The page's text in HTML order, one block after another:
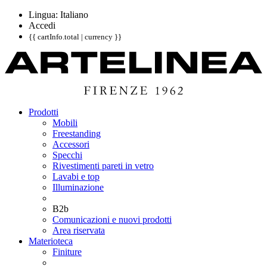
Lingua: Italiano
Accedi
{{ cartInfo.total | currency }}
Prodotti
Mobili
Freestanding
Accessori
Specchi
Rivestimenti pareti in vetro
Lavabi e top
Illuminazione
B2b
Comunicazioni e nuovi prodotti
Area riservata
Materioteca
Finiture